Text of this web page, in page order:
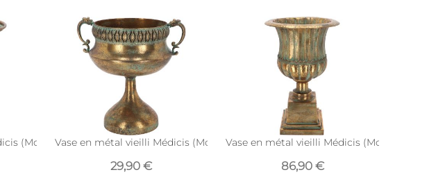
(Modèle 2)Vase en métal vieilli Médicis (Modèle 4)
29,90 €
Vase en métal vieilli Médicis (Modèle 6)
86,90 €